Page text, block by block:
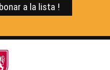
du chevalier Jaufré